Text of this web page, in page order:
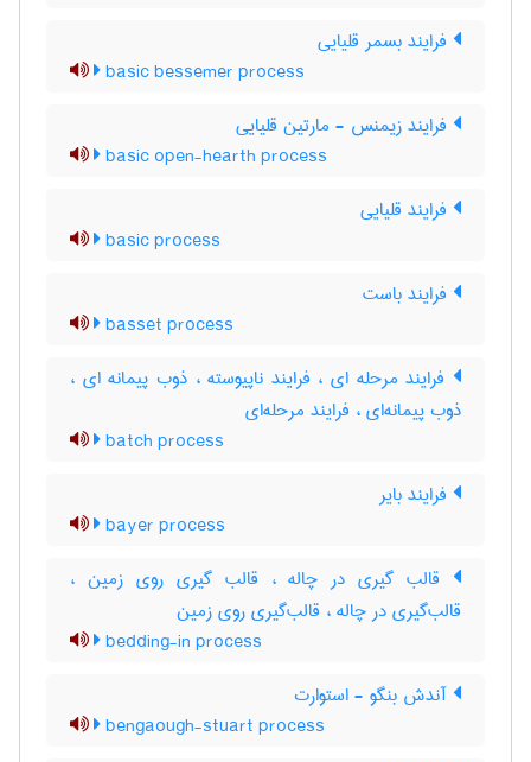
فرایند بسمر قلیایی
basic bessemer process
فرایند زیمنس - مارتین قلیایی
basic open-hearth process
فرایند قلیایی
basic process
فرایند باست
basset process
فرایند مرحله ای ، فرایند ناپیوسته ، ذوب پیمانه ای ،
ذوب پیمانه‌ای ، فرایند مرحله‌ای
batch process
فرایند بایر
bayer process
قالب گیری در چاله ، قالب گیری روی زمین ،
قالب‌گیری در چاله ، قالب‌گیری روی زمین
bedding-in process
آندش بنگو - استوارت
bengaough-stuart process